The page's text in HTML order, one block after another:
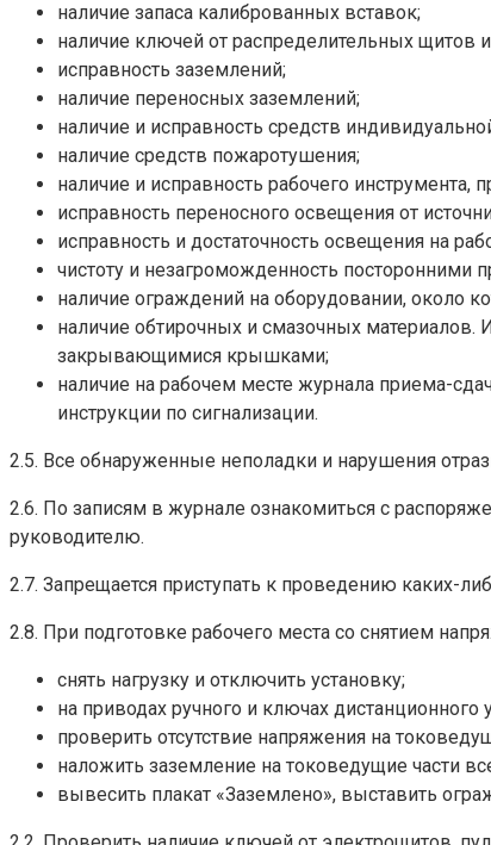
наличие запаса калиброванных вставок;
наличие ключей от распределительных
исправность заземлений;
наличие переносных заземлений;
наличие и исправность средств
наличие средств пожаротушения;
наличие и исправность рабочего
исправность переносного освещения от
исправность и достаточность освещения на
чистоту и незагроможденность посторонними
наличие ограждений на оборудовании, около
наличие обтирочных и смазочных материалов.
закрывающимися крышками;
наличие на рабочем месте журнала приема-
инструкции по сигнализации.
2.5. Все обнаруженные неполадки и нарушения
2.6. По записям в журнале ознакомиться с
руководителю.
2.7. Запрещается приступать к проведению каких-
2.8. При подготовке рабочего места со снятием
снять нагрузку и отключить установку;
на приводах ручного и ключах
проверить отсутствие напряжения на
наложить заземление на токоведущие части
вывесить плакат «Заземлено», выставить